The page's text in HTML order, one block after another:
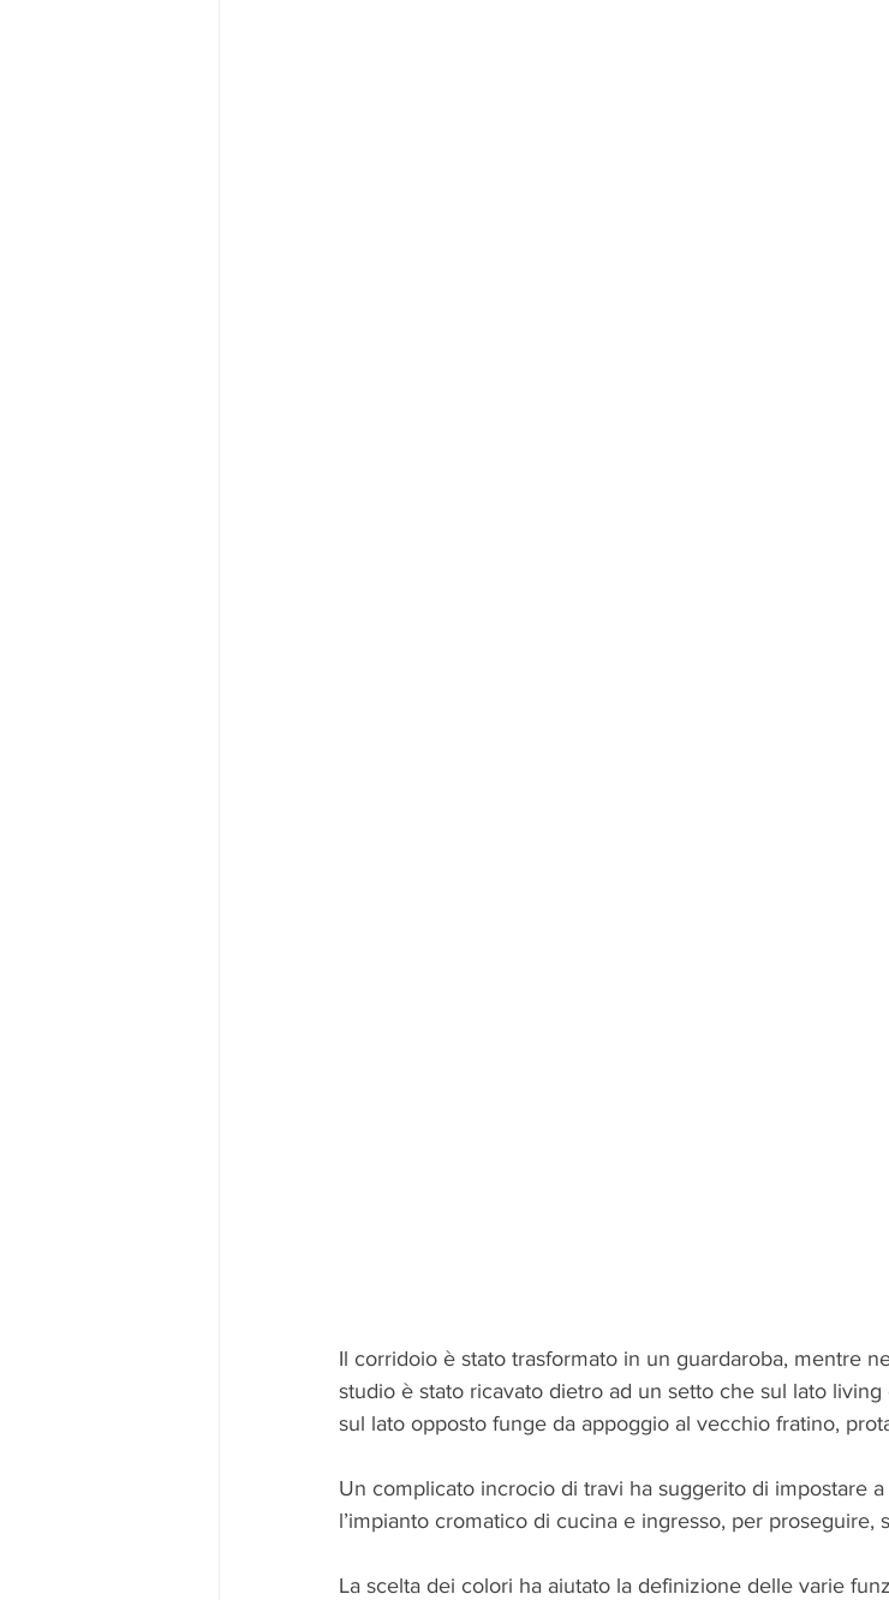
Il corridoio è stato trasformato in un guardaroba, mentre
studio è stato ricavato dietro ad un setto che sul lato
sul lato opposto funge da appoggio al vecchio fratino,
Un complicato incrocio di travi ha suggerito di impostare
l’impianto cromatico di cucina e ingresso, per proseguire,
La scelta dei colori ha aiutato la definizione delle varie